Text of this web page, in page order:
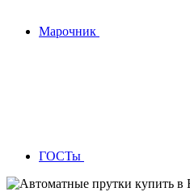
Марочник
ГОСТы